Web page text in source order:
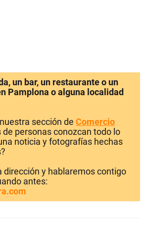
un bar, un restaurante o un
Pamplona o alguna localidad
sección de Comercio
de personas conozcan todo lo
noticia y fotografías hechas
dirección y hablaremos contigo
antes: